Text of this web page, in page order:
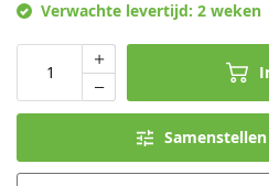
Verwachte levertijd: 2 weken